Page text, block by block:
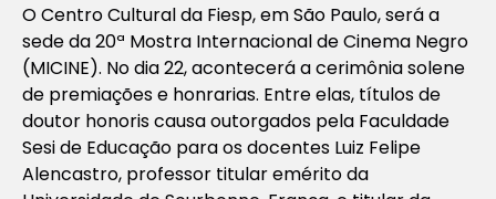
O Centro Cultural da Fiesp, em São Paulo, será a
sede da20ª Mostra Internacional de Cinema Negro
(MICINE). No dia 22, acontecerá a cerimônia solene
de premiações e honrarias. Entre elas, títulos de
doutor honoris causa outorgados pela Faculdade
Sesi de Educação para os docentes Luiz Felipe
Alencastro, professor titular emérito da